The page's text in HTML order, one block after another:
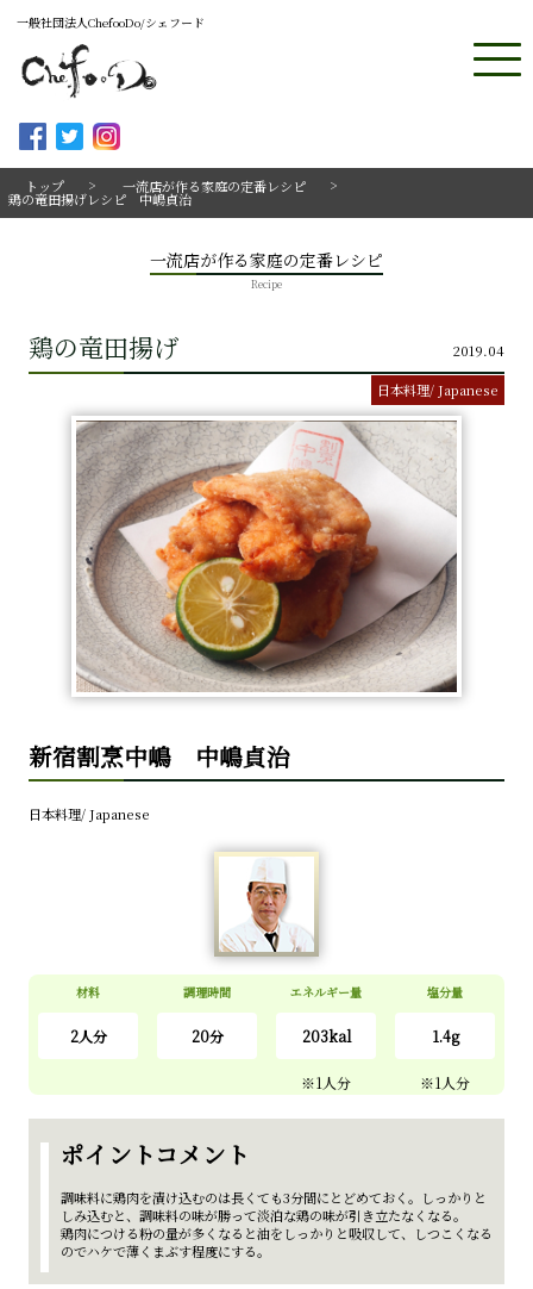
一般社団法人ChefooDo/シェフード
トップ 一流店が作る家庭の定番レシピ
鶏の竜田揚げレシピ 中嶋貞治
一流店が作る家庭の定番レシピ
Recipe
鶏の竜田揚げ 2019.04
日本料理/ Japanese
新宿割烹中嶋 中嶋貞治
日本料理/ Japanese
材料
2人分
調理時間
20分
エネルギー量
203kal
塩分量
1.4g
ポイントコメント
調味料に鶏肉を漬け込むのは長くても3分間にとどめておく。しっかりと
しみ込むと、調味料の味が勝って淡泊な鶏の味が引き立たなくなる。
鶏肉につける粉の量が多くなると油をしっかりと吸収して、しつこくなる
のでハケで薄くまぶす程度にする。